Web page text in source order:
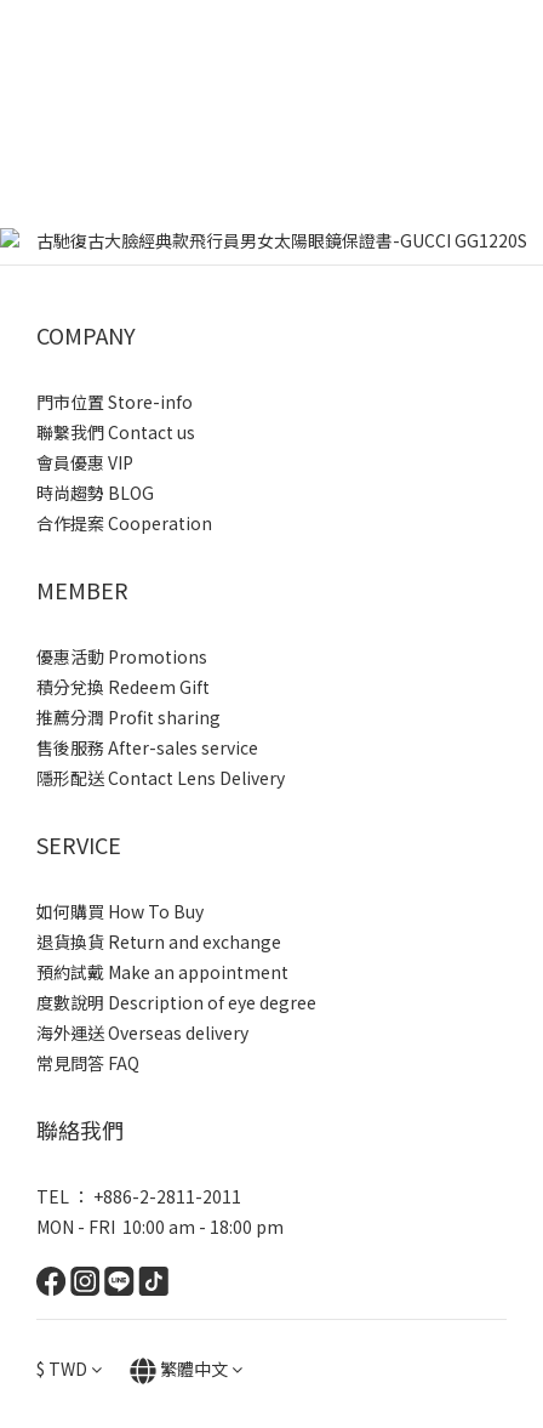
COMPANY
門市位置 Store-info
聯繫我們 Contact us
會員優惠 VIP
時尚趨勢 BLOG
合作提案 Cooperation
MEMBER
優惠活動 Promotions
積分兌換 Redeem Gift
推薦分潤 Profit sharing
售後服務 After-sales service
隱形配送 Contact Lens Delivery
SERVICE
如何購買 How To Buy
退貨換貨 Return and exchange
預約試戴 Make an appointment
度數說明 Description of eye degree
海外運送 Overseas delivery
常見問答 FAQ
聯絡我們
TEL ： +886-2-2811-2011
MON - FRI 10:00 am - 18:00 pm
$ TWD 繁體中文